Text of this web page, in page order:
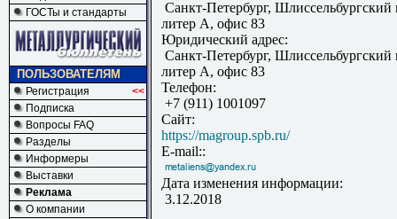
ГОСТы и стандарты
ПОЛЬЗОВАТЕЛЯМ
Регистрация
<<
Подписка
Вопросы FAQ
Разделы
Информеры
Выставки
Реклама
О компании
Санкт-Петербург, Шлиссельбургский
литер А, офис 83
Юридический адрес:
Санкт-Петербург, Шлиссельбургский
литер А, офис 83
Телефон:
+7 (911) 1001097
Сайт:
https://magroup.spb.ru/
E-mail::
Дата изменения информации:
3.12.2018